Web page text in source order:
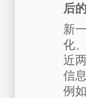
后
新
化
近
信
例